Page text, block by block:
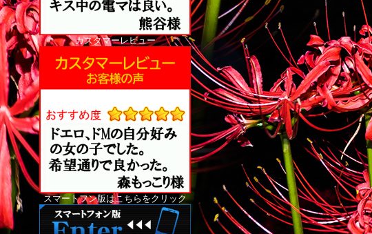
カスタマーレビュー
スマートフン版はこちらをクリック